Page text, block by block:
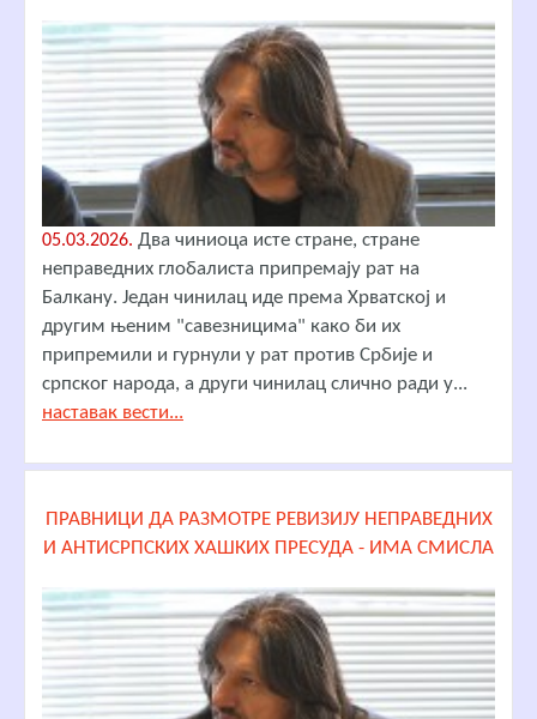
05.03.2026. Два чиниоца исте стране, стране
неправедних глобалиста припремају рат на
Балкану. Један чинилац иде према Хрватској и
другим њеним "савезницима" како би их
припремили и гурнули у рат против Србије и
српског народа, а други чинилац слично ради у...
наставак вести...
ПРАВНИЦИ ДА РАЗМОТРЕ РЕВИЗИЈУ НЕПРАВЕДНИХ
И АНТИСРПСКИХ ХАШКИХ ПРЕСУДА - ИМА СМИСЛА